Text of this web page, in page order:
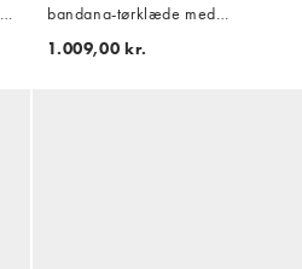
bandana-tørklæde med
multifarvet Bear-logo og print
1.009,00 kr.